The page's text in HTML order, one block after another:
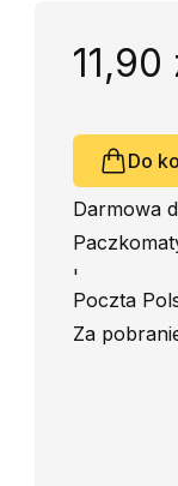
11,90
Do
Darmowa
'
Poczta
Za